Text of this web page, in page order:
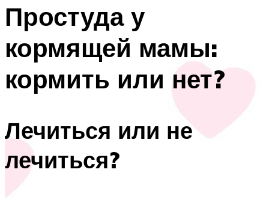
Простуда у
кормящей мамы:
кормить или нет?
Лечиться или не
лечиться?